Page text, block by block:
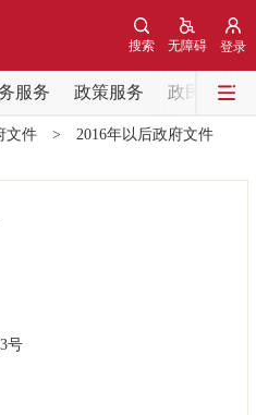
登录
无障碍
搜索
服务 政策服务 政民互动
信息 中央部委动态
文件> 2016年以后政府文件
号